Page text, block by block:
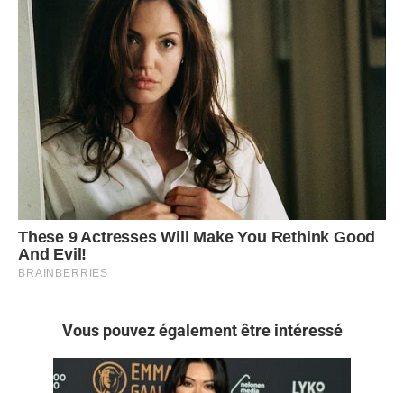
Vous pouvez également être intéressé